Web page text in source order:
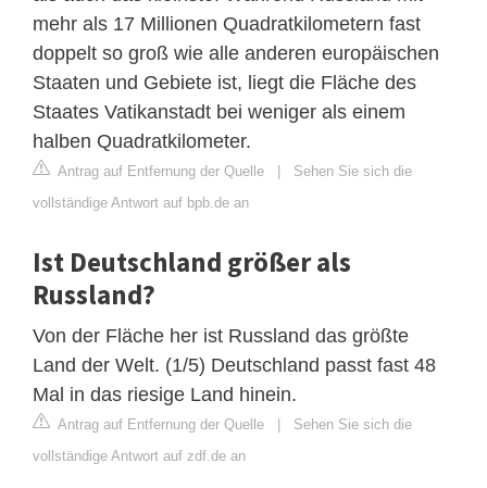
mehr als 17 Millionen Quadratkilometern fast
doppelt so groß wie alle anderen europäischen
Staaten und Gebiete ist, liegt die Fläche des
Staates Vatikanstadt bei weniger als einem
halben Quadratkilometer.
Antrag auf Entfernung der Quelle
Sehen Sie sich die
vollständige Antwort auf bpb.de an
Ist Deutschland größer als
Russland?
Von der Fläche her ist Russland das größte
Land der Welt. (1/5) Deutschland passt fast 48
Mal in das riesige Land hinein.
Antrag auf Entfernung der Quelle
Sehen Sie sich die
vollständige Antwort auf zdf.de an